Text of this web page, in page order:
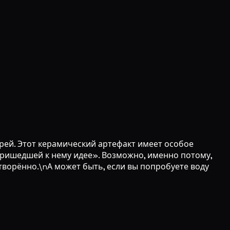
Этот керамический артефакт имеет особое
к нему идее». Возможно, именно потому,
может быть, если вы попробуете воду